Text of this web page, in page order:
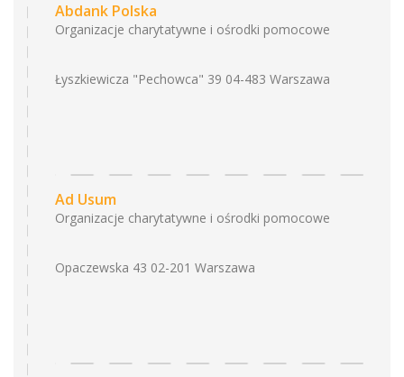
Abdank Polska
Organizacje charytatywne i ośrodki pomocowe
Łyszkiewicza "Pechowca" 39 04-483 Warszawa
Ad Usum
Organizacje charytatywne i ośrodki pomocowe
Opaczewska 43 02-201 Warszawa